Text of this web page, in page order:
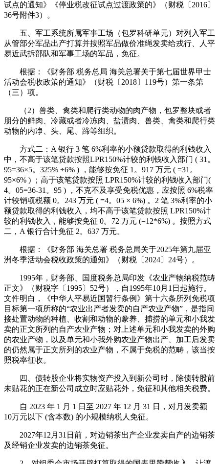
试点的通知》《停业税改征试点过渡政策的》（财税〔2016〕
36号附件3）。
五、军工系统所属军事工场（包罗科研单元）对列入军工
从管部分军品出产打算并按照军品做价准绳发卖给戎行、人平
易近武拆部队和军事工场的军品，免征。
根据：《财务部 税务总局 海关总署关于第七届世界甲士
活动会税收政策的通知》（财税〔2018〕119号）第一条第
（三）项。
（2）兽类、禽类和爬行类动物的肉产物，包罗整块或者
朋分的鲜肉、冷藏或者冷冻肉、盐渍肉、兽类、禽类和爬行类
动物的内净、头、尾、蹄等组织。
方式二：A 银行 3 笔 6%利率的小额贷款取得的利钱收入
中，不高于该笔贷款按照LPR150%计较的利钱收入部门 ( 31。
95=36×5。325% ÷6% ) ，能够按免征 1。917 万元 ( =31。
95×6% ) ；高于该笔贷款按照 LPR150%计较的利钱收入部门(
4。05=36-31。95 ) ，不克不及享受免税优惠，应按照 6%税率
计较销项税额 0。243 万元 ( =4。05 × 6%) 。2 笔 3%利率的小
额贷款取得的利钱收入，均不高于该笔贷款按照 LPR150%计
较的利钱收入，能够按免征 0。72 万元 (=12*6%) 。按照方式
二，A 银行合计免征 2。637 万元。
根据：《财务部 海关总署 税务总局关于2025年第九届亚
洲冬季活动会税收政策的通知》（财税〔2024〕24号）。
1995年，财务部、国度税务总局印发《农业产物纳税范畴
正文》（财税字〔1995〕52号），自1995年10月1日起施行。
文件明白，《中华人平易近国暂行条例》第十六条所列免税项
目标第一项所称的“农业出产者发卖的自产农业产物”，是指间
接处置动物的种植、收割和动物的豢养、捕捞的单元和小我发
卖的正文所列的自产农业产物；对上述单元和小我发卖的外购
的农业产物，以及单元和小我外购农业产物出产、加工后发卖
的仍然属于正文所列的农业产物，不属于免税的范畴，该当按
照税率征收。
四、债转股企业将实物资产投入到新公司时，除债转股前
未贴花的正在新公司成立时应贴花外，免征和其他相关税费。
自 2023 年 1 月 1 日至 2027 年 12 月 31 日，对月发卖额
10万元以下 (含本数) 的小规模纳税人免征。
2027年12月31日前，对边销茶出产企业发卖自产的边销茶
及经销企业发卖的边销茶免征。